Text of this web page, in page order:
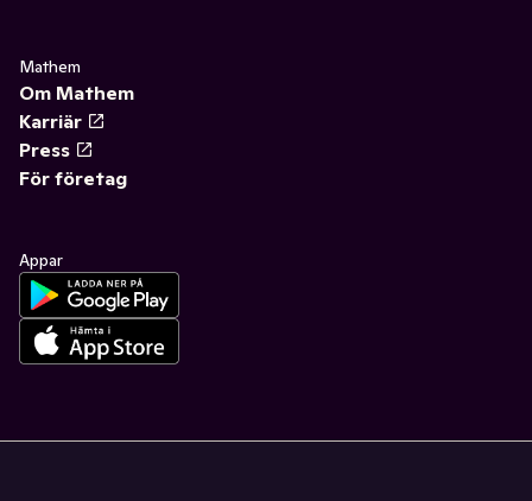
Mathem
Om Mathem
Karriär
Press
För företag
Appar